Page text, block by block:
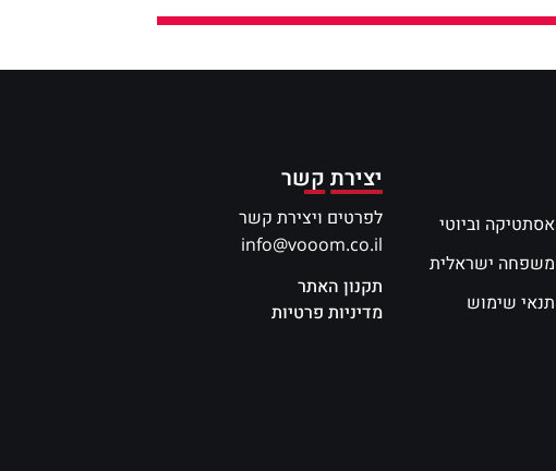
אסתטיקה וביוטי
משפחה ישראלית
תנאי שימוש
יצירת קשר
לפרטים ויצירת קשר
info@vooom.co.il
תקנון האתר
מדיניות פרטיות